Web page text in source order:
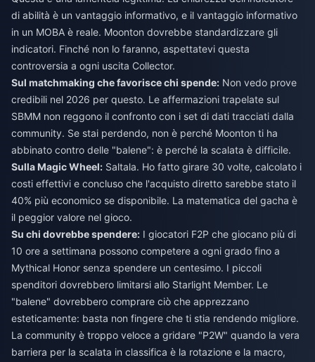
di abilità è un vantaggio informativo, e il vantaggio informativo
in un MOBA è reale. Moonton dovrebbe standardizzare gli
indicatori. Finché non lo faranno, aspettatevi questa
controversia a ogni uscita Collector.
Sul matchmaking che favorisce chi spende: Non vedo prove
credibili nel 2026 per questo. Le affermazioni trapelate sul
SBMM non reggono il confronto con i set di dati tracciati dalla
community. Se stai perdendo, non è perché Moonton ti ha
abbinato contro delle "balene": è perché la scalata è difficile.
Sulla Magic Wheel: Saltala. Ho fatto girare 30 volte, calcolato i
costi effettivi e concluso che l'acquisto diretto sarebbe stato il
40% più economico se disponibile. La matematica del gacha è
il peggior valore nel gioco.
Su chi dovrebbe spendere: I giocatori F2P che giocano più di
10 ore a settimana possono competere a ogni grado fino a
Mythical Honor senza spendere un centesimo. I piccoli
spenditori dovrebbero limitarsi allo Starlight Member. Le
"balene" dovrebbero comprare ciò che apprezzano
esteticamente: basta non fingere che ti stia rendendo migliore.
La community è troppo veloce a gridare "P2W" quando la vera
barriera per la scalata in classifica è la rotazione e la macro,